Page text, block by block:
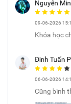
Nguyễn
09-06-2026
Khóa học
Đinh Tuấn
06-06-2026
Cũng bình